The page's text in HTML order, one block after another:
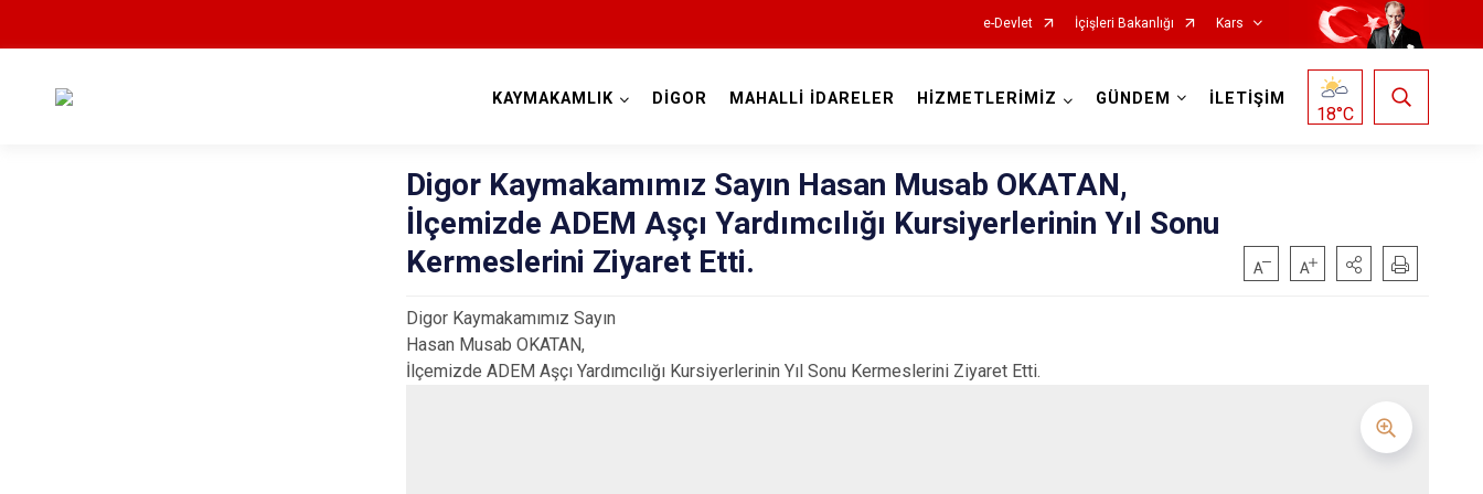
e-Devlet İçişleri Bakanlığı Kars
Arpaçay
KAYMAKAMLIK DİGOR MAHALLİ İDARELER HİZMETLERİMİZ GÜNDEM İLETİŞİM
18°C
Digor Kaymakamımız Sayın Hasan Musab OKATAN,
İlçemizde ADEM Aşçı Yardımcılığı Kursiyerlerinin Yıl Sonu
Kermeslerini Ziyaret Etti.
Digor Kaymakamımız Sayın
Hasan Musab OKATAN,
İlçemizde ADEM Aşçı Yardımcılığı Kursiyerlerinin Yıl Sonu Kermeslerini Ziyaret Etti.